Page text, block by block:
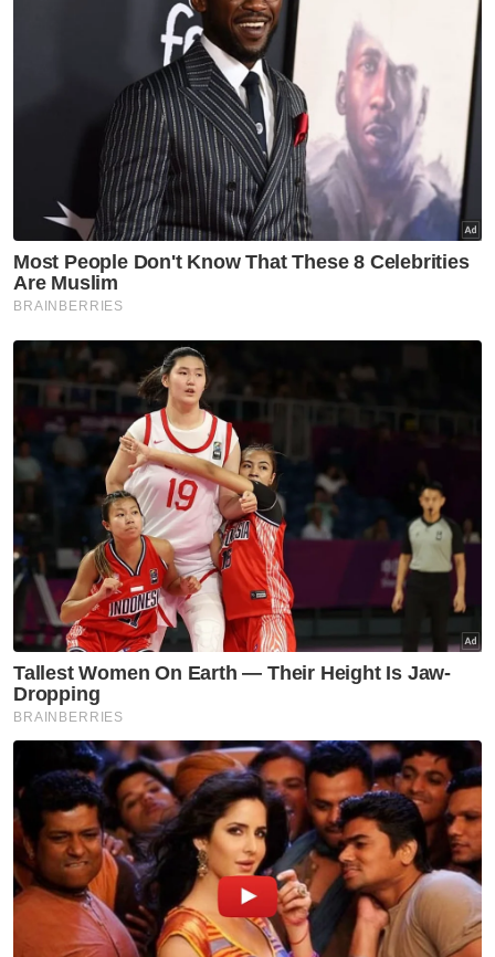
“Keterangan menunjukkan mangsa
dilacurkan oleh bapanya yang juga saksi
dalam kes ini malah mangsa sendiri telah
mengecamkan perayu sebagai orang yang
merogolnya,” kata hakim ini.
Beliau berkata, susulan itu, mahkamah telah
meneliti alasan penghakiman mahkamah
rendah dalam mempertimbangkan hukuman
Katanya, mahkamah mendapati ia berada
dalam ruang lingkup prinsip undang-undang
penghukuman.
Artikel Berkaitan:
Lelaki warga Pakistan ditahan miliki motosikal curi
Datuk rogol cucu: Mahkamah Rayuan kekalkan
hukuman penjara 20 tahun
Tular dilarikan kereta hitam, kanak-kanak
perempuan ditemukan selamat
Menurutnya, mahkamah sesyen
mempertimbangkan semua faktor untuk
mencapai kepada suatu hukuman yang
setimpal maka hukuman dan perintah yang
diberikan bukan suatu yang melampau.